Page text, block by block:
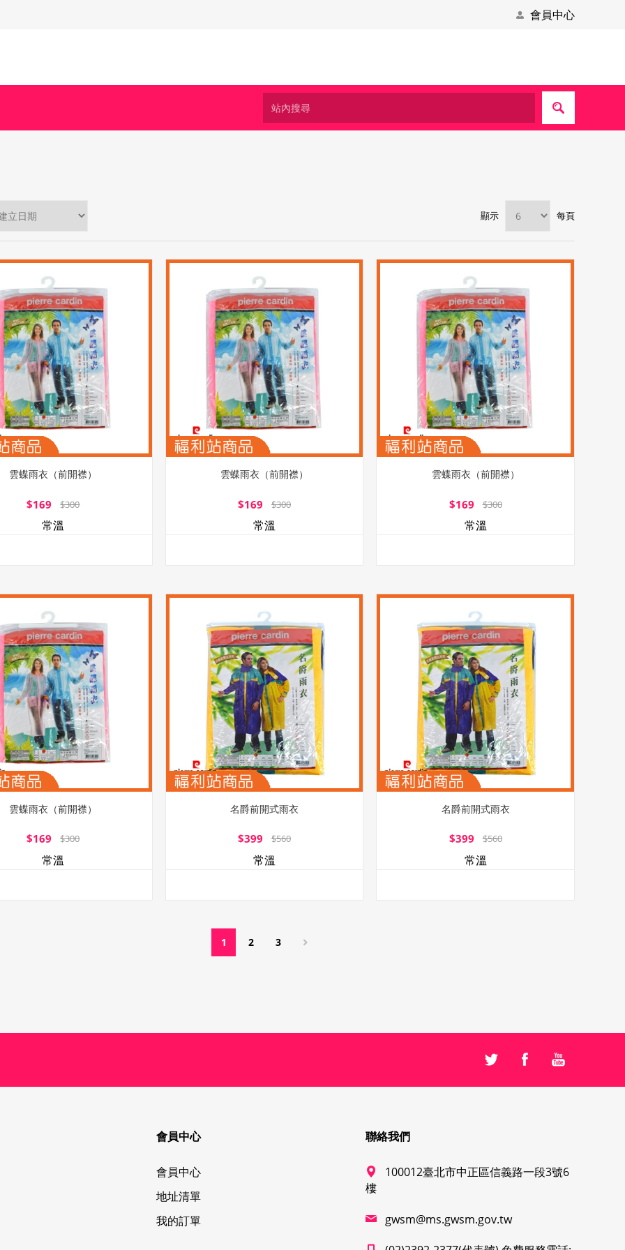
會員中心
顯示 每頁
雲蝶雨衣（前開襟）
$169 $300
常溫
雲蝶雨衣（前開襟）
$169 $300
常溫
雲蝶雨衣（前開襟）
$169 $300
常溫
雲蝶雨衣（前開襟）
$169 $300
常溫
名爵前開式雨衣
$399 $560
常溫
名爵前開式雨衣
$399 $560
常溫
1 2 3
會員中心
會員中心
地址清單
我的訂單
聯絡我們
100012臺北市中正區信義路一段3號6
樓
gwsm@ms.gwsm.gov.tw